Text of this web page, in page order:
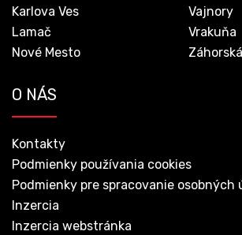
Karlova Ves
Lamač
Nové Mesto
Vajnory
Vrakuňa
O NÁS
Kontakty
Podmienky používania cookies
Podmienky pre spracovanie osobných
Inzercia
Inzercia webstránka